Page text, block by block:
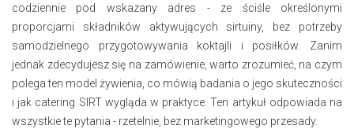
codziennie pod wskazany adres - ze ściśle określonymi
proporcjami składników aktywujących sirtuiny, bez potrzeby
samodzielnego przygotowywania koktajli i posiłków. Zanim
jednak zdecydujesz się na zamówienie, warto zrozumieć, na czym
polega ten model żywienia, co mówią badania o jego skuteczności
i jak catering SIRT wygląda w praktyce. Ten artykuł odpowiada na
wszystkie te pytania - rzetelnie, bez marketingowego przesady.